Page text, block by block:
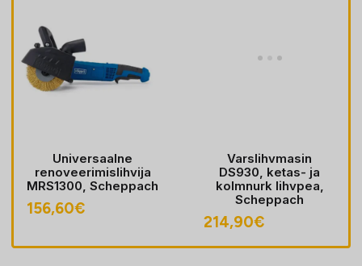
Scheppach
Varslihvmasin
DS930, ketas- ja
kolmnurk lihvpea,
Scheppach